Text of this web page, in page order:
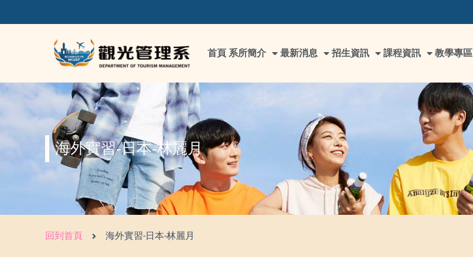
首頁 系所簡介 最新消息 招生資訊 課程資訊 教學專區
海外實習-日本-林麗月
回到首頁 海外實習-日本-林麗月